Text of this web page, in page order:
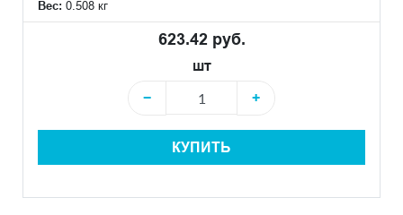
Вес: 0.508 кг
623.42 руб.
шт
−
+
КУПИТЬ